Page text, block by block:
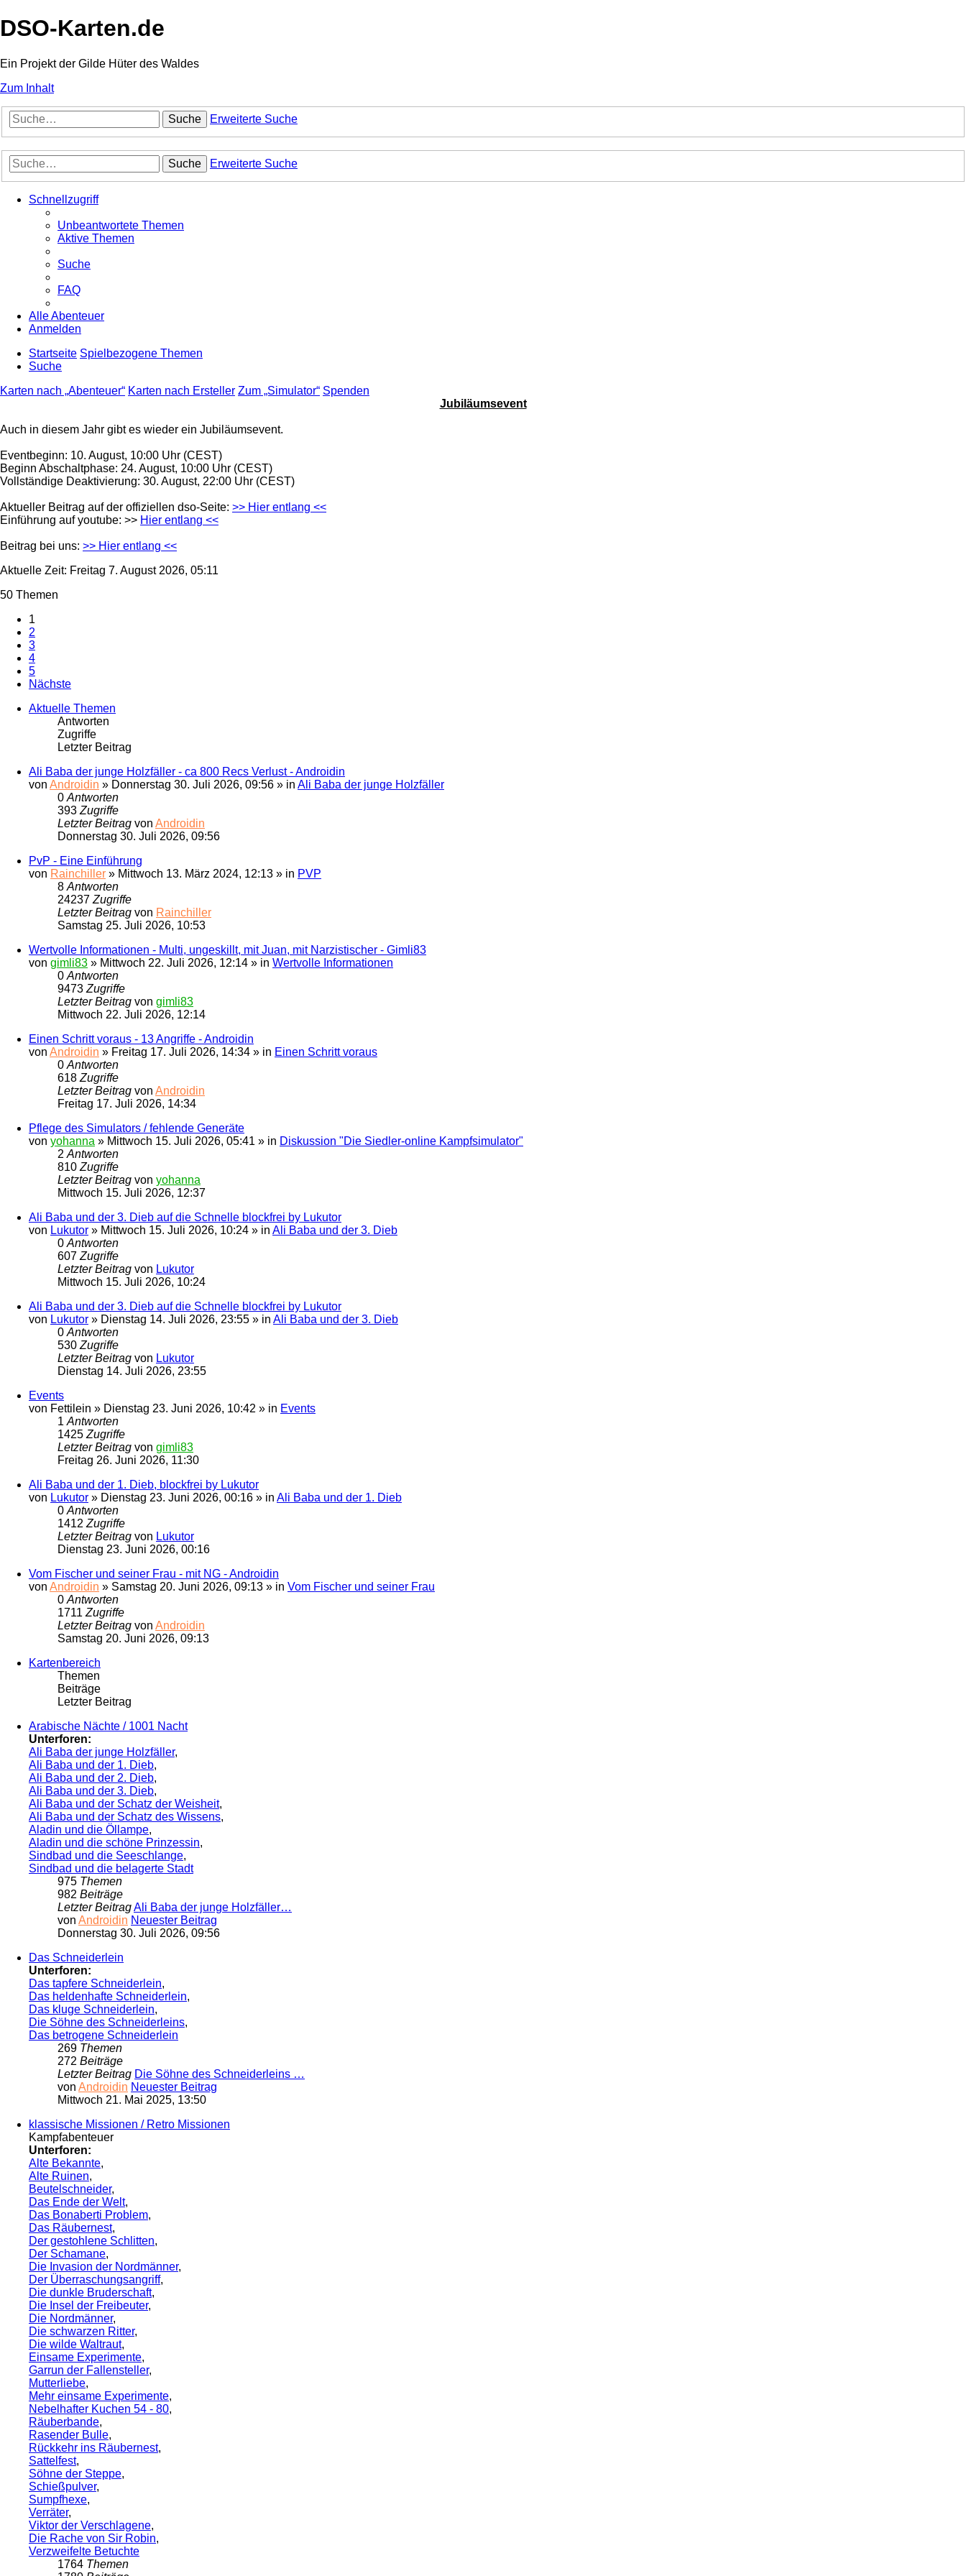
DSO-Karten.de
Ein Projekt der Gilde Hüter des Waldes
Zum Inhalt
Suche Erweiterte Suche
Suche Erweiterte Suche
Schnellzugriff
Unbeantwortete Themen
Aktive Themen
Suche
FAQ
Alle Abenteuer
Anmelden
Startseite Spielbezogene Themen
Suche
Karten nach „Abenteuer“ Karten nach Ersteller Zum „Simulator“ Spenden
Jubiläumsevent
Auch in diesem Jahr gibt es wieder ein Jubiläumsevent.
Eventbeginn: 10. August, 10:00 Uhr (CEST)
Beginn Abschaltphase: 24. August, 10:00 Uhr (CEST)
Vollständige Deaktivierung: 30. August, 22:00 Uhr (CEST)
Aktueller Beitrag auf der offiziellen dso-Seite: >> Hier entlang <<
Einführung auf youtube: >> Hier entlang <<
Beitrag bei uns: >> Hier entlang <<
Aktuelle Zeit: Freitag 7. August 2026, 05:11
50 Themen
1
2
3
4
5
Nächste
Aktuelle Themen
Antworten
Zugriffe
Letzter Beitrag
Ali Baba der junge Holzfäller - ca 800 Recs Verlust - Androidin
von Androidin » Donnerstag 30. Juli 2026, 09:56 » in Ali Baba der junge Holzfäller
0 Antworten
393 Zugriffe
Letzter Beitrag von Androidin
Donnerstag 30. Juli 2026, 09:56
PvP - Eine Einführung
von Rainchiller » Mittwoch 13. März 2024, 12:13 » in PVP
8 Antworten
24237 Zugriffe
Letzter Beitrag von Rainchiller
Samstag 25. Juli 2026, 10:53
Wertvolle Informationen - Multi, ungeskillt, mit Juan, mit Narzistischer - Gimli83
von gimli83 » Mittwoch 22. Juli 2026, 12:14 » in Wertvolle Informationen
0 Antworten
9473 Zugriffe
Letzter Beitrag von gimli83
Mittwoch 22. Juli 2026, 12:14
Einen Schritt voraus - 13 Angriffe - Androidin
von Androidin » Freitag 17. Juli 2026, 14:34 » in Einen Schritt voraus
0 Antworten
618 Zugriffe
Letzter Beitrag von Androidin
Freitag 17. Juli 2026, 14:34
Pflege des Simulators / fehlende Generäte
von yohanna » Mittwoch 15. Juli 2026, 05:41 » in Diskussion "Die Siedler-online Kampfsimulator"
2 Antworten
810 Zugriffe
Letzter Beitrag von yohanna
Mittwoch 15. Juli 2026, 12:37
Ali Baba und der 3. Dieb auf die Schnelle blockfrei by Lukutor
von Lukutor » Mittwoch 15. Juli 2026, 10:24 » in Ali Baba und der 3. Dieb
0 Antworten
607 Zugriffe
Letzter Beitrag von Lukutor
Mittwoch 15. Juli 2026, 10:24
Ali Baba und der 3. Dieb auf die Schnelle blockfrei by Lukutor
von Lukutor » Dienstag 14. Juli 2026, 23:55 » in Ali Baba und der 3. Dieb
0 Antworten
530 Zugriffe
Letzter Beitrag von Lukutor
Dienstag 14. Juli 2026, 23:55
Events
von Fettilein » Dienstag 23. Juni 2026, 10:42 » in Events
1 Antworten
1425 Zugriffe
Letzter Beitrag von gimli83
Freitag 26. Juni 2026, 11:30
Ali Baba und der 1. Dieb, blockfrei by Lukutor
von Lukutor » Dienstag 23. Juni 2026, 00:16 » in Ali Baba und der 1. Dieb
0 Antworten
1412 Zugriffe
Letzter Beitrag von Lukutor
Dienstag 23. Juni 2026, 00:16
Vom Fischer und seiner Frau - mit NG - Androidin
von Androidin » Samstag 20. Juni 2026, 09:13 » in Vom Fischer und seiner Frau
0 Antworten
1711 Zugriffe
Letzter Beitrag von Androidin
Samstag 20. Juni 2026, 09:13
Kartenbereich
Themen
Beiträge
Letzter Beitrag
Arabische Nächte / 1001 Nacht
Unterforen:
Ali Baba der junge Holzfäller,
Ali Baba und der 1. Dieb,
Ali Baba und der 2. Dieb,
Ali Baba und der 3. Dieb,
Ali Baba und der Schatz der Weisheit,
Ali Baba und der Schatz des Wissens,
Aladin und die Öllampe,
Aladin und die schöne Prinzessin,
Sindbad und die Seeschlange,
Sindbad und die belagerte Stadt
975 Themen
982 Beiträge
Letzter BeitragAli Baba der junge Holzfäller…
von Androidin Neuester Beitrag
Donnerstag 30. Juli 2026, 09:56
Das Schneiderlein
Unterforen:
Das tapfere Schneiderlein,
Das heldenhafte Schneiderlein,
Das kluge Schneiderlein,
Die Söhne des Schneiderleins,
Das betrogene Schneiderlein
269 Themen
272 Beiträge
Letzter Beitrag Die Söhne des Schneiderleins …
von Androidin Neuester Beitrag
Mittwoch 21. Mai 2025, 13:50
klassische Missionen / Retro Missionen
Kampfabenteuer
Unterforen:
Alte Bekannte,
Alte Ruinen,
Beutelschneider,
Das Ende der Welt,
Das Bonaberti Problem,
Das Räubernest,
Der gestohlene Schlitten,
Der Schamane,
Die Invasion der Nordmänner,
Der Überraschungsangriff,
Die dunkle Bruderschaft,
Die Insel der Freibeuter,
Die Nordmänner,
Die schwarzen Ritter,
Die wilde Waltraut,
Einsame Experimente,
Garrun der Fallensteller,
Mutterliebe,
Mehr einsame Experimente,
Nebelhafter Kuchen 54 - 80,
Räuberbande,
Rasender Bulle,
Rückkehr ins Räubernest,
Sattelfest,
Söhne der Steppe,
Schießpulver,
Sumpfhexe,
Verräter,
Viktor der Verschlagene,
Die Rache von Sir Robin,
Verzweifelte Betuchte
1764 Themen